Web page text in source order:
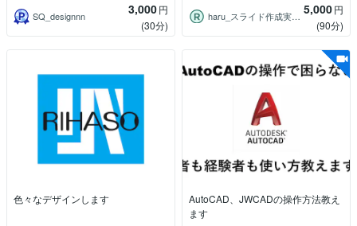
SQ_designnn 3,000円
(30分)
haru_スライド作成実績600枚超え 5,000円
(90分)
色々なデザインします
AutoCAD、JWCADの操作方法教え
ます